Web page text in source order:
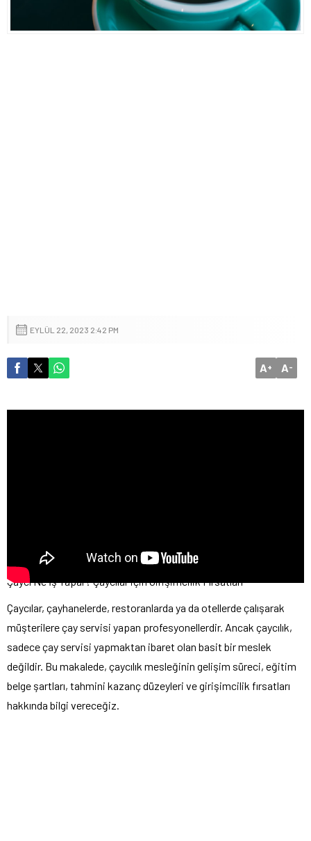
EYLÜL 22, 2023 2:42 PM
A+ A-
Çaycı Ne İş Yapar? Çaycılar için Girişimcilik Fırsatları
Çaycılar, çayhanelerde, restoranlarda ya da otellerde çalışarak
müşterilere çay servisi yapan profesyonellerdir. Ancak çaycılık,
sadece çay servisi yapmaktan ibaret olan basit bir meslek
değildir. Bu makalede, çaycılık mesleğinin gelişim süreci, eğitim
belge şartları, tahmini kazanç düzeyleri ve girişimcilik fırsatları
hakkında bilgi vereceğiz.